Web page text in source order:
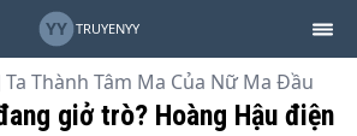
YY TRUYENYY
Ta Thành Tâm Ma Của Nữ Ma Đầu
giở trò? Hoàng Hậu điện